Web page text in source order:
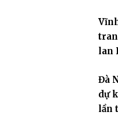
lan
Đà
dự
lần